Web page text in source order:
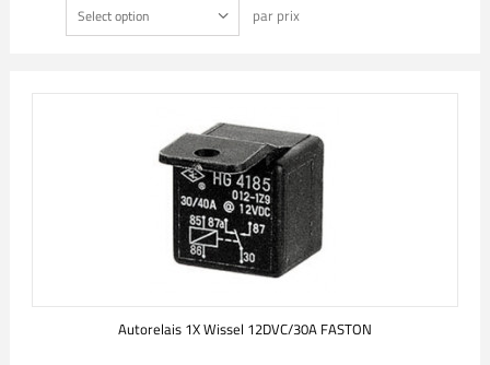
Select option par prix
Autorelais 1X Wissel 12DVC/30A FASTON